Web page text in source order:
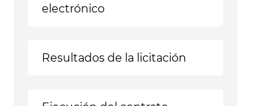
electrónico
Resultados de la licitación